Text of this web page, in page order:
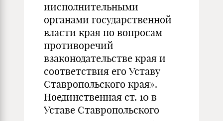
иисполнительными
органами государственной
власти края по вопросам
противоречий
взаконодательстве края и
соответствия его Уставу
Ставропольского края».
Ноединственная ст. 10 в
Уставе Ставропольского